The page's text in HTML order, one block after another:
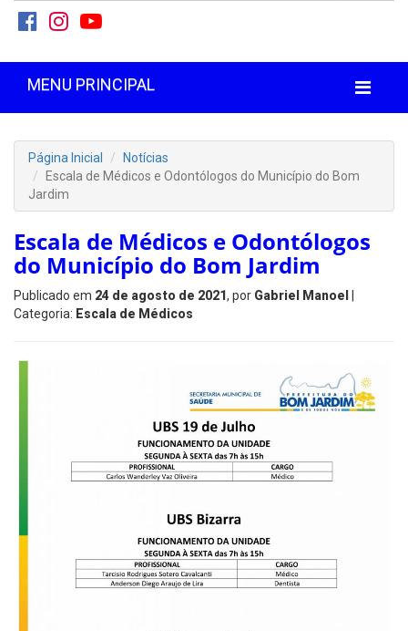
MENU PRINCIPAL
Página Inicial
Notícias
Escala de Médicos e Odontólogos do Município do Bom
Jardim
Escala de Médicos e Odontólogos
do Município do Bom Jardim
Publicado em 24 de agosto de 2021, por Gabriel Manoel
Categoria: Escala de Médicos